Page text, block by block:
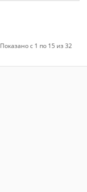
Показано с 1 по 15 из 32